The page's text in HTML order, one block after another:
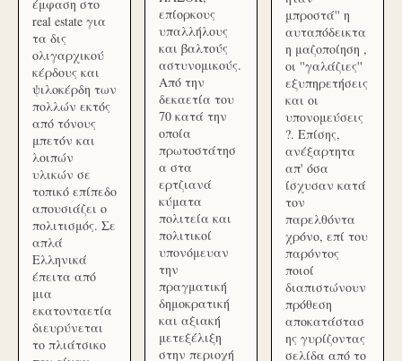
έμφαση στο
real estate για
τα δις
ολιγαρχικού
κέρδους και
ψιλοκέρδη των
πολλών εκτός
από τόνους
μπετόν και
λοιπών
υλικών σε
τοπικό επίπεδο
απουσιάζει ο
πολιτισμός. Σε
απλά
Ελληνικά
έπειτα από
μια
εκατονταετία
διευρύνεται
το πλιάτσικο
επίορκους
υπαλλήλους
και βαλτούς
αστυνομικούς.
Από την
δεκαετία του
70 κατά την
οποία
πρωτοστάτησ
α στα
ερτζιανά
κύματα
πολιτεία και
πολιτικοί
υπονόμευαν
την
πραγματική
δημοκρατική
και αξιακή
μετεξέλιξη
στην περιοχή
μπροστά'' η
αυταπόδεικτα
η μαζοποίηση ,
οι ''γαλάζιες''
εξυπηρετήσεις
και οι
υπονομεύσεις
?. Επίσης,
ανέξαρτητα
απ' όσα
ίσχυσαν κατά
τον
παρελθόντα
χρόνο, επί του
παρόντος
ποιοί
διαπιστώνουν
πρόθεση
αποκατάστασ
ης γυρίζοντας
σελίδα από το